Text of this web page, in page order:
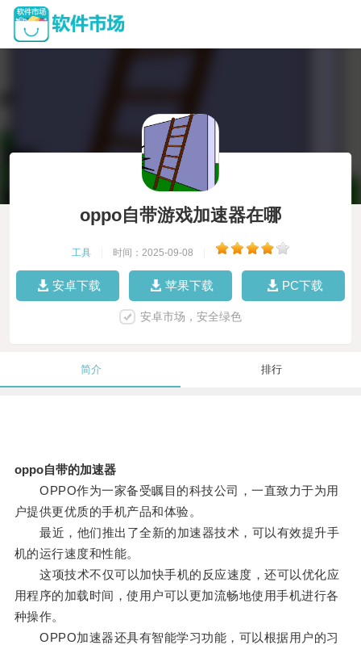
oppo自带游戏加速器在哪
工具 时间：2025-09-08
安卓下载 苹果下载 PC下载
安卓市场，安全绿色
简介 排行
oppo自带的加速器
OPPO作为一家备受瞩目的科技公司，一直致力于为用
户提供更优质的手机产品和体验。
最近，他们推出了全新的加速器技术，可以有效提升手
机的运行速度和性能。
这项技术不仅可以加快手机的反应速度，还可以优化应
用程序的加载时间，使用户可以更加流畅地使用手机进行各
种操作。
OPPO加速器还具有智能学习功能，可以根据用户的习